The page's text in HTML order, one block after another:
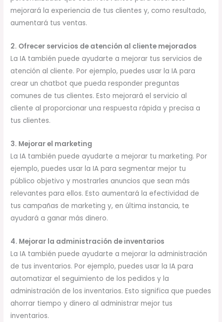
mejorará la experiencia de tus clientes y, como resultado,
aumentará tus ventas.
2. Ofrecer servicios de atención al cliente mejorados
La IA también puede ayudarte a mejorar tus servicios de
atención al cliente. Por ejemplo, puedes usar la IA para
crear un chatbot que pueda responder preguntas
comunes de tus clientes. Esto mejorará el servicio al
cliente al proporcionar una respuesta rápida y precisa a
tus clientes.
3. Mejorar el marketing
La IA también puede ayudarte a mejorar tu marketing. Por
ejemplo, puedes usar la IA para segmentar mejor tu
público objetivo y mostrarles anuncios que sean más
relevantes para ellos. Esto aumentará la efectividad de
tus campañas de marketing y, en última instancia, te
ayudará a ganar más dinero.
4. Mejorar la administración de inventarios
La IA también puede ayudarte a mejorar la administración
de tus inventarios. Por ejemplo, puedes usar la IA para
automatizar el seguimiento de los pedidos y la
administración de los inventarios. Esto significa que puedes
ahorrar tiempo y dinero al administrar mejor tus
inventarios.